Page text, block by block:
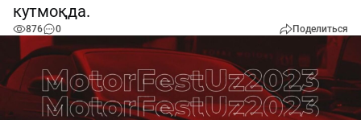
кутмоқда.
876 0 Поделиться